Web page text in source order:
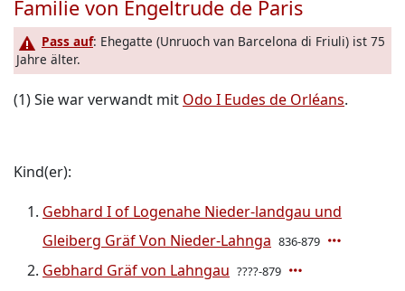
Familie von Engeltrude de Paris
Pass auf: Ehegatte (Unruoch van Barcelona di Friuli) ist 75
Jahre älter.
(1) Sie war verwandt mit Odo I Eudes de Orléans.
Kind(er):
Gebhard I of Logenahe Nieder-landgau und
Gleiberg Gräf Von Nieder-Lahnga 836-879
Gebhard Gräf von Lahngau ????-879